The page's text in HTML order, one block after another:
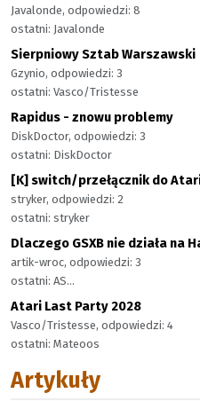
Javalonde, odpowiedzi: 8
ostatni: Javalonde
Sierpniowy Sztab Warszawski
Gzynio, odpowiedzi: 3
ostatni: Vasco/Tristesse
Rapidus - znowu problemy
DiskDoctor, odpowiedzi: 3
ostatni: DiskDoctor
[K] switch/przełącznik do
stryker, odpowiedzi: 2
ostatni: stryker
Dlaczego GSXB nie działa na
artik-wroc, odpowiedzi: 3
ostatni: AS...
Atari Last Party 2028
Vasco/Tristesse, odpowiedzi: 4
ostatni: Mateoos
Artykuły